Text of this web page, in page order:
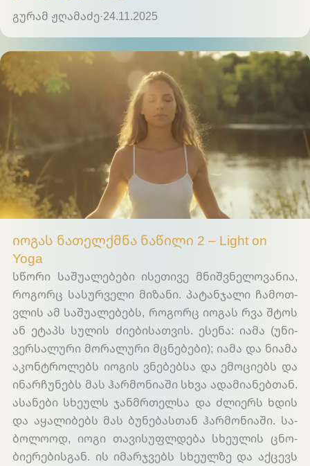
გურამ ჟღამაძე·24.11.2025
იოგას ნათელქმნა ნაწილი 2 – Light on
Yoga
სწო­რი სა­შუა­ლე­ბე­ბი ისე­თი­ვე მნიშ­ვნე­ლო­ვა­ნია,
რო­გორც სა­სურ­ვე­ლი მი­ზა­ნი. პა­ტან­ჯა­ლი ჩა­მოთ­
ვლის ამ სა­შუა­ლე­ბებს, რო­გორც იო­გას რვა შტოს
ან ეტა­პს სუ­ლის ძი­ები­სათ­ვის. ესე­ნა: ია­მა (უნი­
ვერ­სა­ლუ­რი მო­რა­ლუ­რი მცნე­ბე­ბი); ია­მა და ნი­ამა
აკონ­ტრო­ლებს იო­გის ვნე­ბებ­სა და ემო­ცი­ებს და
ინარ­ჩუ­ნებს მას ჰარ­მო­ნია­ში სხვა ადა­მია­ნებ­თან.
ასა­ნე­ბი სხე­ულს ჯან­მრთელ­სა და ძლი­ერს ხდის
და აყა­ლი­ბებს მას ბუ­ნე­ბას­თან ჰარ­მო­ნი­აში. სა­
ბო­ლო­ოდ, იო­გი თა­ვი­სუფ­ლდე­ბა სხე­ულის ცნო­
ბიე­რე­ბის­გან. ის იმარ­ჯვებს სხე­ულ­ზე და აქ­ცევს